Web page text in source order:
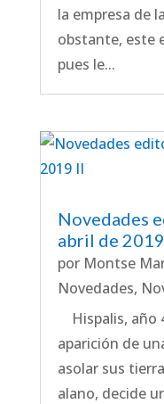
la empresa de
obstante, este
pues le...
Novedades
abril de
por Montse
Novedades,
Hispalis, año
aparición de
asolar sus
alano, decide